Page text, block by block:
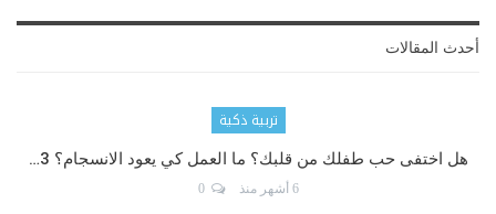
أحدث المقالات
تربية ذكية
هل اختفى حب طفلك من قلبك؟ ما العمل كي يعود الانسجام؟ 3…
6 أشهر منذ 0